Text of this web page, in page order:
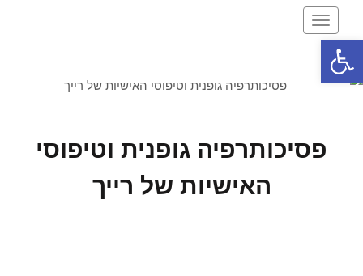
תפריט
פסיכותרפיה גופנית וטיפוסי
האישיות של רייך
פתח סרגל נגישות